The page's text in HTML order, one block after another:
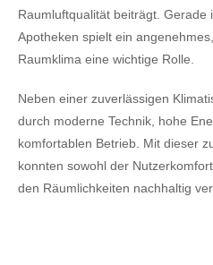
Raumluftqualität beiträgt. Gerade
Apotheken spielt ein
Raumklima eine wichtige Rolle.
Neben einer zuverlässigen
durch moderne Technik, hohe
komfortablen Betrieb. Mit dieser
konnten sowohl der
den Räumlichkeiten nachhaltig